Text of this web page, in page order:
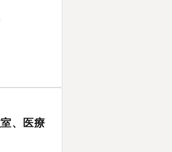
、医療